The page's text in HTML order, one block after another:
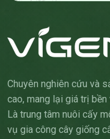
Chuyên nghiên cứu và
cao, mang lại giá trị
Là trung tâm nuôi cấy
vụ gia công cây giống